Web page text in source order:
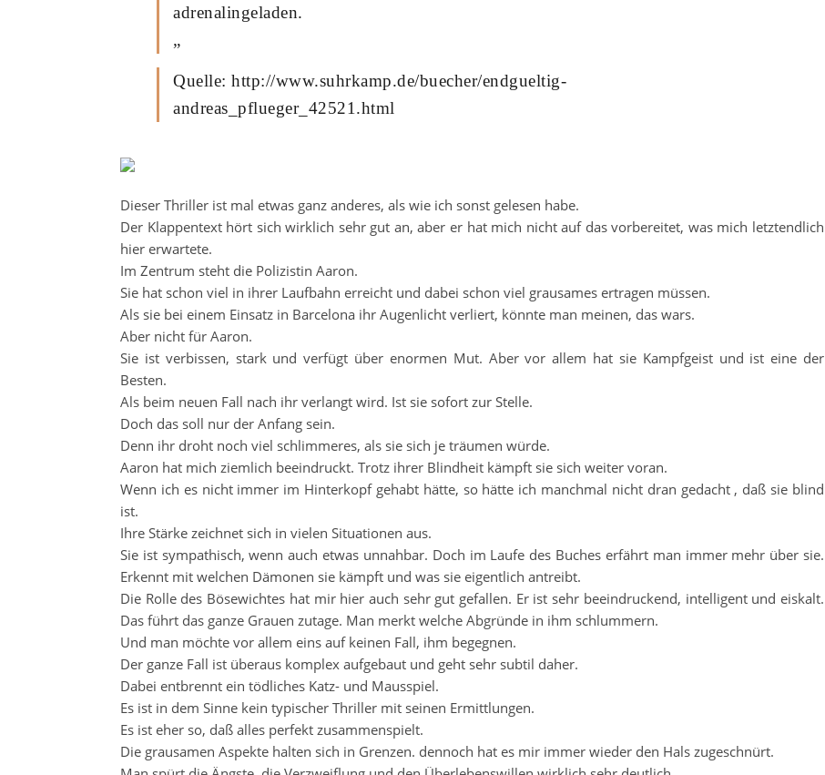
adrenalingeladen.
„
Quelle: http://www.suhrkamp.de/buecher/endgueltig-
andreas_pflueger_42521.html
Dieser Thriller ist mal etwas ganz anderes, als wie ich sonst gelesen habe.
Der Klappentext hört sich wirklich sehr gut an, aber er hat mich nicht auf das vorbereitet, was mich letztendlich
hier erwartete.
Im Zentrum steht die Polizistin Aaron.
Sie hat schon viel in ihrer Laufbahn erreicht und dabei schon viel grausames ertragen müssen.
Als sie bei einem Einsatz in Barcelona ihr Augenlicht verliert, könnte man meinen, das wars.
Aber nicht für Aaron.
Sie ist verbissen, stark und verfügt über enormen Mut. Aber vor allem hat sie Kampfgeist und ist eine der
Besten.
Als beim neuen Fall nach ihr verlangt wird. Ist sie sofort zur Stelle.
Doch das soll nur der Anfang sein.
Denn ihr droht noch viel schlimmeres, als sie sich je träumen würde.
Aaron hat mich ziemlich beeindruckt. Trotz ihrer Blindheit kämpft sie sich weiter voran.
Wenn ich es nicht immer im Hinterkopf gehabt hätte, so hätte ich manchmal nicht dran gedacht , daß sie blind
ist.
Ihre Stärke zeichnet sich in vielen Situationen aus.
Sie ist sympathisch, wenn auch etwas unnahbar. Doch im Laufe des Buches erfährt man immer mehr über sie.
Erkennt mit welchen Dämonen sie kämpft und was sie eigentlich antreibt.
Die Rolle des Bösewichtes hat mir hier auch sehr gut gefallen. Er ist sehr beeindruckend, intelligent und eiskalt.
Das führt das ganze Grauen zutage. Man merkt welche Abgründe in ihm schlummern.
Und man möchte vor allem eins auf keinen Fall, ihm begegnen.
Der ganze Fall ist überaus komplex aufgebaut und geht sehr subtil daher.
Dabei entbrennt ein tödliches Katz- und Mausspiel.
Es ist in dem Sinne kein typischer Thriller mit seinen Ermittlungen.
Es ist eher so, daß alles perfekt zusammenspielt.
Die grausamen Aspekte halten sich in Grenzen. dennoch hat es mir immer wieder den Hals zugeschnürt.